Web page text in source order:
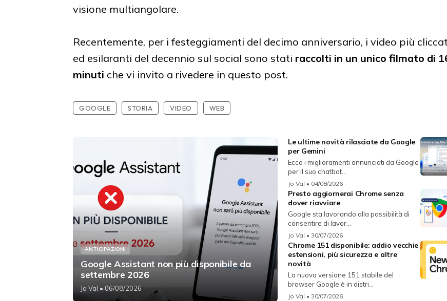
visione multiangolare.
Recentemente, per i festeggiamenti del decimo anniversario, i video più
ed esilaranti del decennio sul social sono stati raccolti in un unico filmato di
minuti che vi invito a rivedere in questo post.
GOOGLE STORIA VIDEO WEB
ANTICIPAZIONI
Google Assistant non più disponibile da
settembre 2026
Jo Val • 06/08/2026
Le ultime novità rilasciate da Google
per Gemini
Ecco i miglioramenti annunciati da Google
per il suo chatbot...
Jo Val • 04/08/2026
Presto aggiornerai Chrome senza
dover riavviare
Google sta lavorando alla possibilità di
consentire di lavor...
Jo Val • 30/07/2026
Chrome 151 disponibile: addio vecchie
estensioni, più sicurezza e altre
novità
La nuova versione 151 stabile del
browser Google è in distri...
Jo Val • 30/07/2026